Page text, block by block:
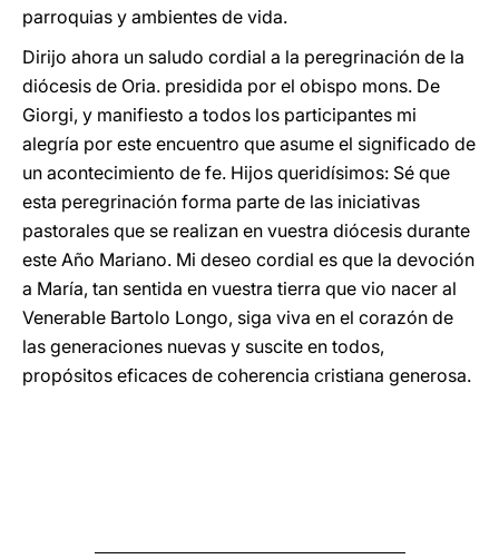
parroquias y ambientes de vida.
Dirijo ahora un saludo cordial a la peregrinación de la
diócesis de Oria. presidida por el obispo mons. De
Giorgi, y manifiesto a todos los participantes mi
alegría por este encuentro que asume el significado de
un acontecimiento de fe. Hijos queridísimos: Sé que
esta peregrinación forma parte de las iniciativas
pastorales que se realizan en vuestra diócesis durante
este Año Mariano. Mi deseo cordial es que la devoción
a María, tan sentida en vuestra tierra que vio nacer al
Venerable Bartolo Longo, siga viva en el corazón de
las generaciones nuevas y suscite en todos,
propósitos eficaces de coherencia cristiana generosa.